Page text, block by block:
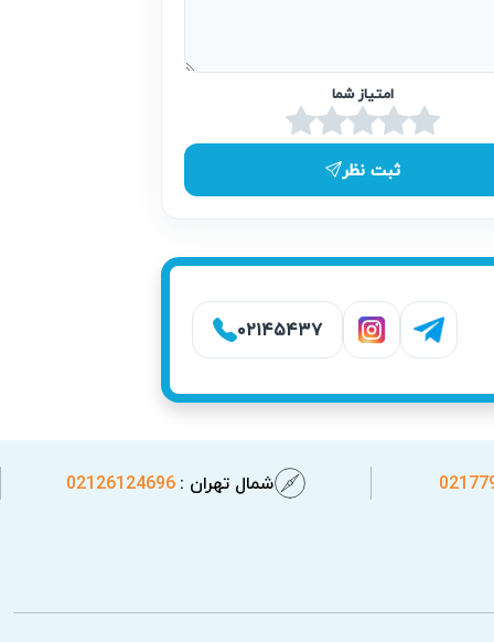
می‌دهد که می‌تواند سلامت خانواده را به
ایمنی به موقع انجام شود.
امتیاز شما
ثبت نظر
۰۲۱۴۵۴۳۷
شمال تهران :02126124696